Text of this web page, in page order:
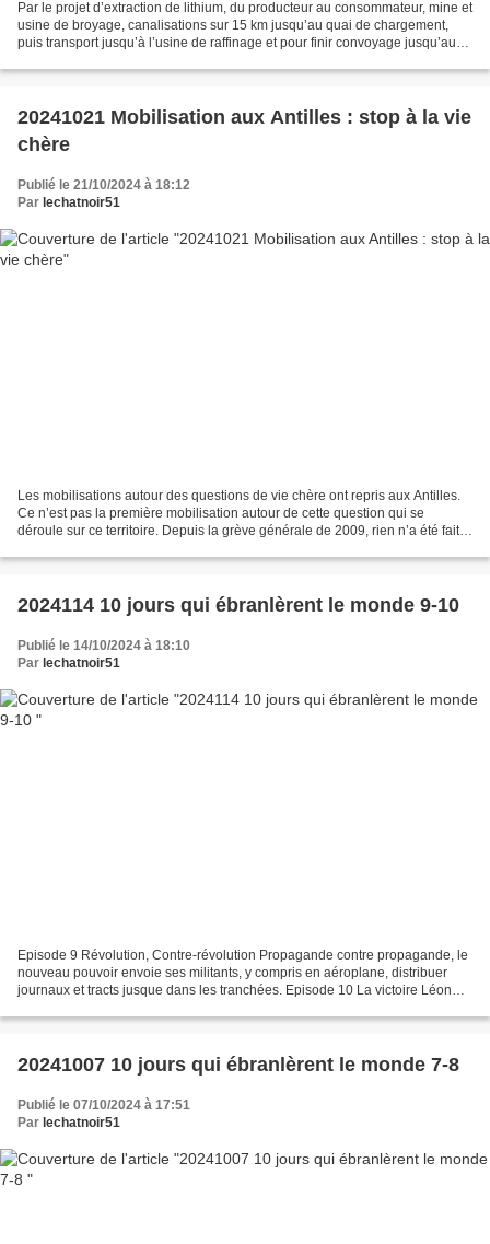
Par le projet d’extraction de lithium, du producteur au consommateur, mine et
usine de broyage, canalisations sur 15 km jusqu’au quai de chargement,
puis transport jusqu’à l’usine de raffinage et pour finir convoyage jusqu’aux
20241021 Mobilisation aux Antilles : stop à la vie
chère
Publié le 21/10/2024 à 18:12
Par lechatnoir51
Les mobilisations autour des questions de vie chère ont repris aux Antilles.
Ce n’est pas la première mobilisation autour de cette question qui se
déroule sur ce territoire. Depuis la grève générale de 2009, rien n’a été fait
2024114 10 jours qui ébranlèrent le monde 9-10
Publié le 14/10/2024 à 18:10
Par lechatnoir51
Episode 9 Révolution, Contre-révolution Propagande contre propagande, le
nouveau pouvoir envoie ses militants, y compris en aéroplane, distribuer
journaux et tracts jusque dans les tranchées. Episode 10 La victoire Léon
20241007 10 jours qui ébranlèrent le monde 7-8
Publié le 07/10/2024 à 17:51
Par lechatnoir51